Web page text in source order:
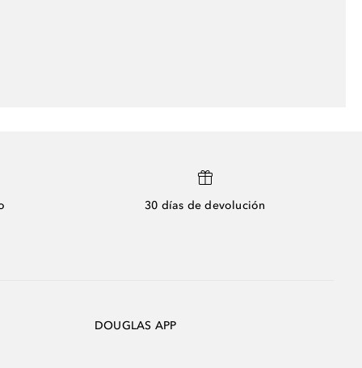
30 días de devolución
DOUGLAS APP